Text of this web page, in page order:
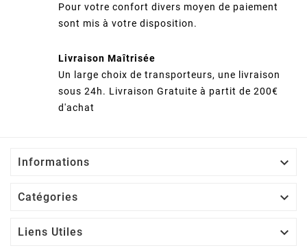
Pour votre confort divers moyen de paiement
sont mis à votre disposition.
Livraison Maîtrisée
Un large choix de transporteurs, une livraison
sous 24h. Livraison Gratuite à partit de 200€
d'achat
Informations 
Catégories 
Liens Utiles 